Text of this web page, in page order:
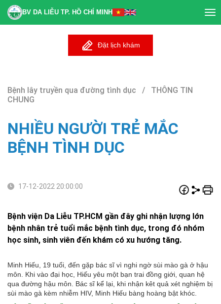
BV DA LIỄU TP. HỒ CHÍ MINH
Đặt lịch khám
Bệnh lây truyền qua đường tình dục / THÔNG TIN
CHUNG
NHIỀU NGƯỜI TRẺ MẮC
BỆNH TÌNH DỤC
17-12-2022 20:00:00
Bệnh viện Da Liễu TP.HCM gần đây ghi nhận lượng lớn
bệnh nhân trẻ tuổi mắc bệnh tình dục, trong đó nhóm
học sinh, sinh viên đến khám có xu hướng tăng.
Minh Hiếu, 19 tuổi, đến gặp bác sĩ vì nghi ngờ sùi mào gà ở hậu
môn. Khi vào đại học, Hiếu yêu một bạn trai đồng giới, quan hệ
qua đường hậu môn. Bác sĩ kể lại, khi nhận kêt quả xét nghiệm bị
sùi mào gà kèm nhiễm HIV, Minh Hiếu bàng hoàng bật khóc.